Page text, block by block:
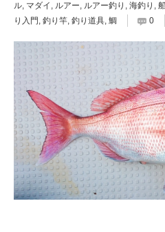
ル, マダイ , ルアー, ルアー釣り , 海釣り ,
り入門 , 釣り竿, 釣り道具, 鯛 0